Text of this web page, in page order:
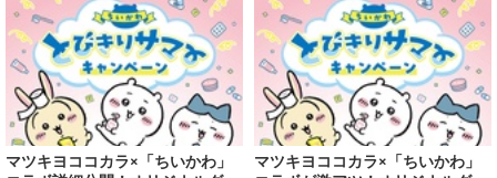
マツキヨココカラ×「ちいかわ」
マツキヨココカラ×「ちいかわ」